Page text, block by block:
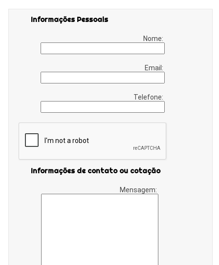
Informações Pessoais
Nome:
Email:
Telefone:
Informações de contato ou cotação
Mensagem: